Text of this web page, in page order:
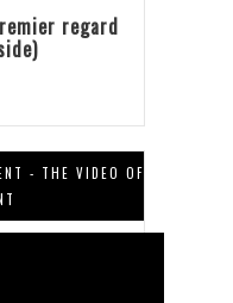
regard
- THE VIDEO OF